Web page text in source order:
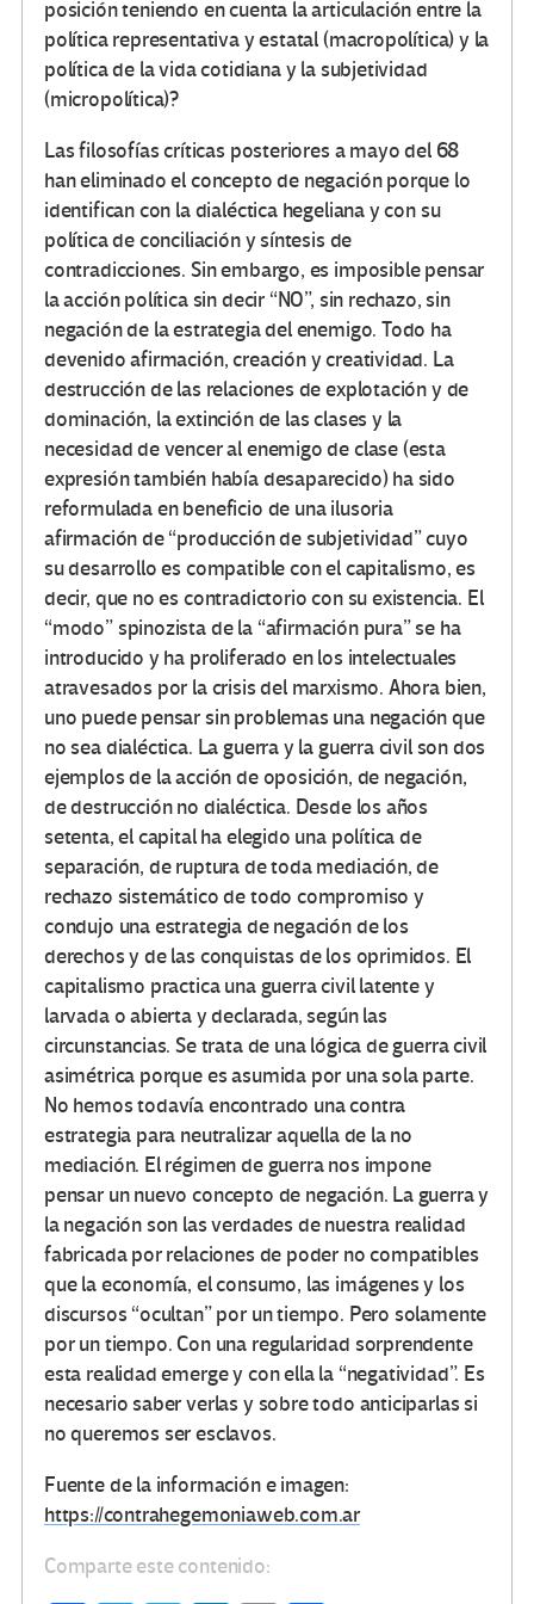
posición teniendo en cuenta la articulación entre la
política representativa y estatal (macropolítica) y la
política de la vida cotidiana y la subjetividad
(micropolítica)?
Las filosofías críticas posteriores a mayo del 68
han eliminado el concepto de negación porque lo
identifican con la dialéctica hegeliana y con su
política de conciliación y síntesis de
contradicciones. Sin embargo, es imposible pensar
la acción política sin decir “NO”, sin rechazo, sin
negación de la estrategia del enemigo. Todo ha
devenido afirmación, creación y creatividad. La
destrucción de las relaciones de explotación y de
dominación, la extinción de las clases y la
necesidad de vencer al enemigo de clase (esta
expresión también había desaparecido) ha sido
reformulada en beneficio de una ilusoria
afirmación de “producción de subjetividad” cuyo
su desarrollo es compatible con el capitalismo, es
decir, que no es contradictorio con su existencia. El
“modo” spinozista de la “afirmación pura” se ha
introducido y ha proliferado en los intelectuales
atravesados por la crisis del marxismo. Ahora bien,
uno puede pensar sin problemas una negación que
no sea dialéctica. La guerra y la guerra civil son dos
ejemplos de la acción de oposición, de negación,
de destrucción no dialéctica. Desde los años
setenta, el capital ha elegido una política de
separación, de ruptura de toda mediación, de
rechazo sistemático de todo compromiso y
condujo una estrategia de negación de los
derechos y de las conquistas de los oprimidos. El
capitalismo practica una guerra civil latente y
larvada o abierta y declarada, según las
circunstancias. Se trata de una lógica de guerra civil
asimétrica porque es asumida por una sola parte.
No hemos todavía encontrado una contra
estrategia para neutralizar aquella de la no
mediación. El régimen de guerra nos impone
pensar un nuevo concepto de negación. La guerra y
la negación son las verdades de nuestra realidad
fabricada por relaciones de poder no compatibles
que la economía, el consumo, las imágenes y los
discursos “ocultan” por un tiempo. Pero solamente
por un tiempo. Con una regularidad sorprendente
esta realidad emerge y con ella la “negatividad”. Es
necesario saber verlas y sobre todo anticiparlas si
no queremos ser esclavos.
Fuente de la información e imagen:
https://contrahegemoniaweb.com.ar
Comparte este contenido: